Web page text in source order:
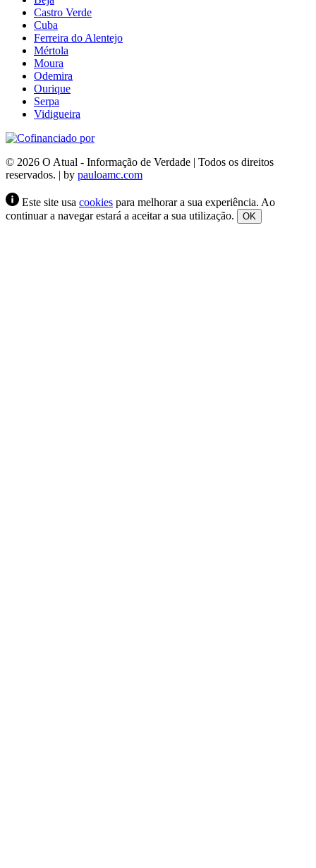
Castro Verde
Cuba
Ferreira do Alentejo
Mértola
Moura
Odemira
Ourique
Serpa
Vidigueira
© 2026 O Atual - Informação de Verdade | Todos os direitos
reservados. | by pauloamc.com
Este site usa cookies para melhorar a sua experiência. Ao
continuar a navegar estará a aceitar a sua utilização.
OK